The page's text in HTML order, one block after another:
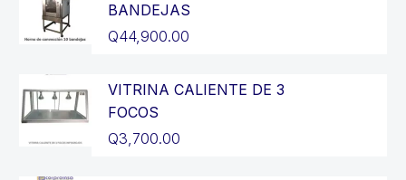
BANDEJAS
Q44,900.00
VITRINA CALIENTE DE 3
FOCOS
Q3,700.00